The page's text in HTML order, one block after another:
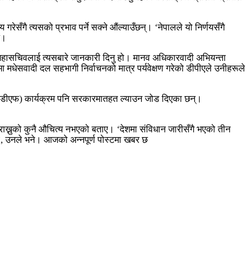
गरेसँगै त्यसको प्रभाव पर्ने सक्ने औंल्याउँछन्। ‘नेपालले यो निर्णयसँगै
त्यसबारे जानकारी दिनु हो। मानव अधिकारवादी अभियन्ता
दल सहभागी निर्वाचनको मात्र पर्यवेक्षण गरेको डीपीएले उनीहरूले
कार्यक्रम पनि सरकारमातहत ल्याउन जोड दिएका छन्।
राख्नुको कुनै औचित्य नभएको बताए। ‘देशमा संविधान जारीसँगै भएको तीन
उनले भने। आजको अन्नपूर्ण पोस्टमा खबर छ